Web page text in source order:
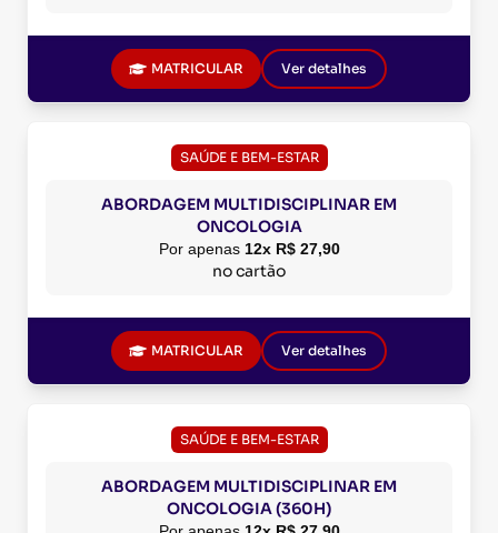
MATRICULAR Ver detalhes
SAÚDE E BEM-ESTAR
ABORDAGEM MULTIDISCIPLINAR EM
ONCOLOGIA
Por apenas 12x R$ 27,90
no cartão
MATRICULAR Ver detalhes
SAÚDE E BEM-ESTAR
ABORDAGEM MULTIDISCIPLINAR EM
ONCOLOGIA (360H)